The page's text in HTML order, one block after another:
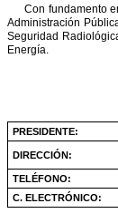
Con fundamento
Administración
Seguridad
Energía.
PRESIDENTE:
DIRECCIÓN:
TELÉFONO:
C. ELECTRÓNICO: